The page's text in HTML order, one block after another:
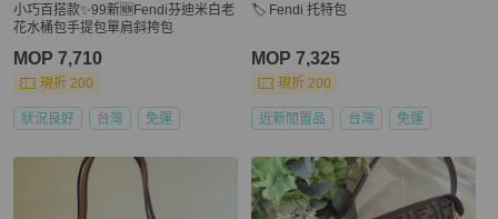
小巧百搭款✨99新🆕Fendi芬迪米白老
花水桶包手提包單肩斜挎包
MOP 7,710
現折 200
狀況良好 台灣 免運
🏷️ Fendi 托特包
MOP 7,325
現折 200
近新閒置品 台灣 免運